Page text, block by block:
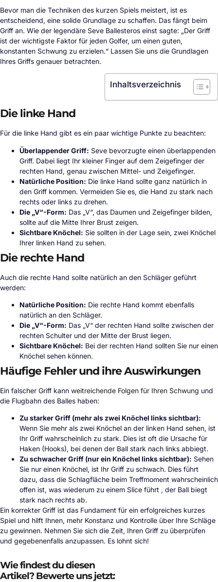
Bevor man die Techniken des kurzen Spiels meistert, ist es
entscheidend, eine solide Grundlage zu schaffen. Das fängt beim
Griff an. Wie der legendäre Seve Ballesteros einst sagte: „Der Griff
ist der wichtigste Faktor für jeden Golfer, um einen guten,
konstanten Schwung zu erzielen.“ Lassen Sie uns die Grundlagen
Ihres Griffs genauer betrachten.
Inhaltsverzeichnis
Die linke Hand
Für die linke Hand gibt es ein paar wichtige Punkte zu beachten:
Überlappender Griff: Seve bevorzugte einen überlappenden
Griff. Dabei liegt Ihr kleiner Finger auf dem Zeigefinger der
rechten Hand, genau zwischen Mittel- und Zeigefinger.
Natürliche Position: Die linke Hand sollte ganz natürlich in
den Griff kommen. Vermeiden Sie es, die Hand zu stark nach
rechts oder links zu drehen.
Die „V“-Form: Das „V“, das Daumen und Zeigefinger bilden,
sollte auf die Mitte Ihrer Brust zeigen.
Sichtbare Knöchel: Sie sollten in der Lage sein, zwei Knöchel
Ihrer linken Hand zu sehen.
Die rechte Hand
Auch die rechte Hand sollte natürlich an den Schläger geführt
werden:
Natürliche Position: Die rechte Hand kommt ebenfalls
natürlich an den Schläger.
Die „V“-Form: Das „V“ der rechten Hand sollte zwischen der
rechten Schulter und der Mitte der Brust liegen.
Sichtbare Knöchel: Bei der rechten Hand sollten Sie nur einen
Knöchel sehen können.
Häufige Fehler und ihre Auswirkungen
Ein falscher Griff kann weitreichende Folgen für Ihren Schwung und
die Flugbahn des Balles haben:
Zu starker Griff (mehr als zwei Knöchel links sichtbar):
Wenn Sie mehr als zwei Knöchel an der linken Hand sehen, ist
Ihr Griff wahrscheinlich zu stark. Dies ist oft die Ursache für
Haken (Hooks), bei denen der Ball stark nach links abbiegt.
Zu schwacher Griff (nur ein Knöchel links sichtbar): Sehen
Sie nur einen Knöchel, ist Ihr Griff zu schwach. Dies führt
dazu, dass die Schlagfläche beim Treffmoment wahrscheinlich
offen ist, was wiederum zu einem Slice führt , der Ball biegt
stark nach rechts ab.
Ein korrekter Griff ist das Fundament für ein erfolgreiches kurzes
Spiel und hilft Ihnen, mehr Konstanz und Kontrolle über Ihre Schläge
zu gewinnen. Nehmen Sie sich die Zeit, Ihren Griff zu überprüfen
und gegebenenfalls anzupassen. Es lohnt sich!
Wie findest du diesen
Artikel? Bewerte uns jetzt: